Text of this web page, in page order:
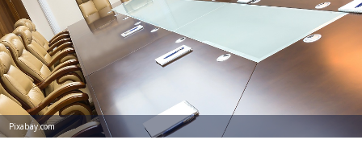
Pixabay.com